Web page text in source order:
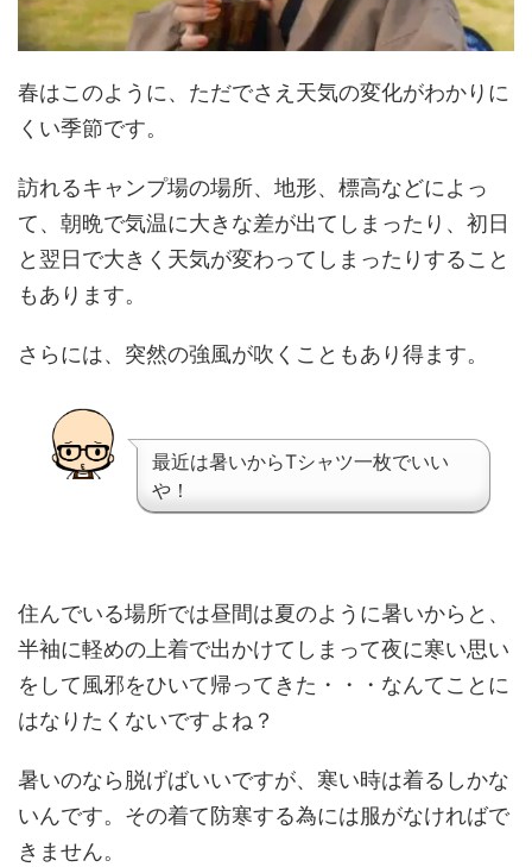
春はこのように、ただでさえ天気の変化がわかりに
くい季節です。
訪れるキャンプ場の場所、地形、標高などによっ
て、朝晩で気温に大きな差が出てしまったり、初日
と翌日で大きく天気が変わってしまったりすること
もあります。
さらには、突然の強風が吹くこともあり得ます。
最近は暑いからTシャツ一枚でいい
や！
住んでいる場所では昼間は夏のように暑いからと、
半袖に軽めの上着で出かけてしまって夜に寒い思い
をして風邪をひいて帰ってきた・・・なんてことに
はなりたくないですよね？
暑いのなら脱げばいいですが、寒い時は着るしかな
いんです。その着て防寒する為には服がなければで
きません。